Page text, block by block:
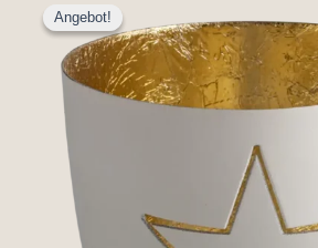
Angebot!
Angebot!
Preis
war:
12,95 €
ist:
9,95 €.